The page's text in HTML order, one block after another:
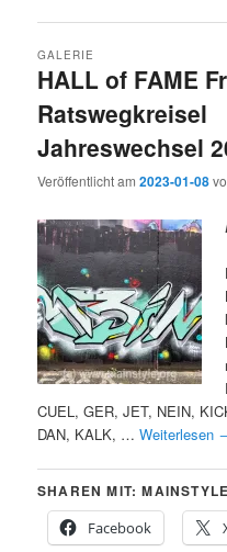
HALL of FAME
Ratswegkreisel
Jahreswechsel
GALERIE
Veröffentlicht am2023-01-08
CUEL, GER, JET, NEIN,
DAN, KALK, …Weiterlesen
SHAREN MIT: MAINSTYLE
Facebook